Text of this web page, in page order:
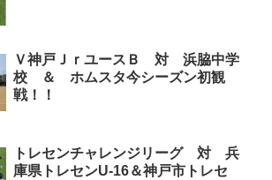
Ｖ神戸ＪｒユースＢ 対 浜脇中学
校 ＆ ホムスタ今シーズン初観
戦！！
トレセンチャレンジリーグ 対 兵
庫県トレセンU-16＆神戸市トレセ